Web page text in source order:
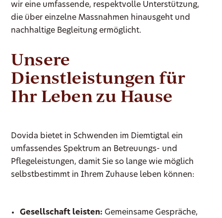
wir eine umfassende, respektvolle Unterstützung,
die über einzelne Massnahmen hinausgeht und
nachhaltige Begleitung ermöglicht.
Unsere
Dienstleistungen für
Ihr Leben zu Hause
Dovida bietet in Schwenden im Diemtigtal ein
umfassendes Spektrum an Betreuungs- und
Pflegeleistungen, damit Sie so lange wie möglich
selbstbestimmt in Ihrem Zuhause leben können:
Gesellschaft leisten: Gemeinsame Gespräche,